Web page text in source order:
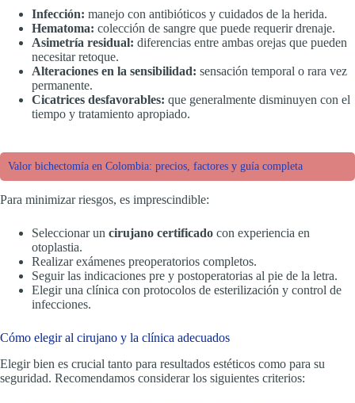
Infección: manejo con antibióticos y cuidados de la herida.
Hematoma: colección de sangre que puede requerir drenaje.
Asimetría residual: diferencias entre ambas orejas que pueden
necesitar retoque.
Alteraciones en la sensibilidad: sensación temporal o rara vez
permanente.
Cicatrices desfavorables: que generalmente disminuyen con el
tiempo y tratamiento apropiado.
Valor bichectomía en Colombia: precios, factores y guía completa
Para minimizar riesgos, es imprescindible:
Seleccionar un cirujano certificado con experiencia en
otoplastia.
Realizar exámenes preoperatorios completos.
Seguir las indicaciones pre y postoperatorias al pie de la letra.
Elegir una clínica con protocolos de esterilización y control de
infecciones.
Cómo elegir al cirujano y la clínica adecuados
Elegir bien es crucial tanto para resultados estéticos como para su
seguridad. Recomendamos considerar los siguientes criterios: